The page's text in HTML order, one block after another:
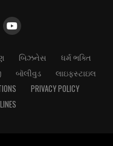
બિઝનેસ
ધર્મ ભક્તિ
બૉલીવુડ
લાઇફસ્ટાઇલ
PRIVACY POLICY